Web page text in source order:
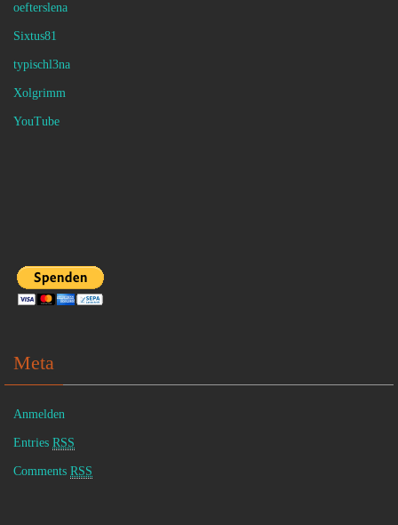
oefterslena
Sixtus81
typischl3na
Xolgrimm
YouTube
Meta
Anmelden
Entries RSS
Comments RSS